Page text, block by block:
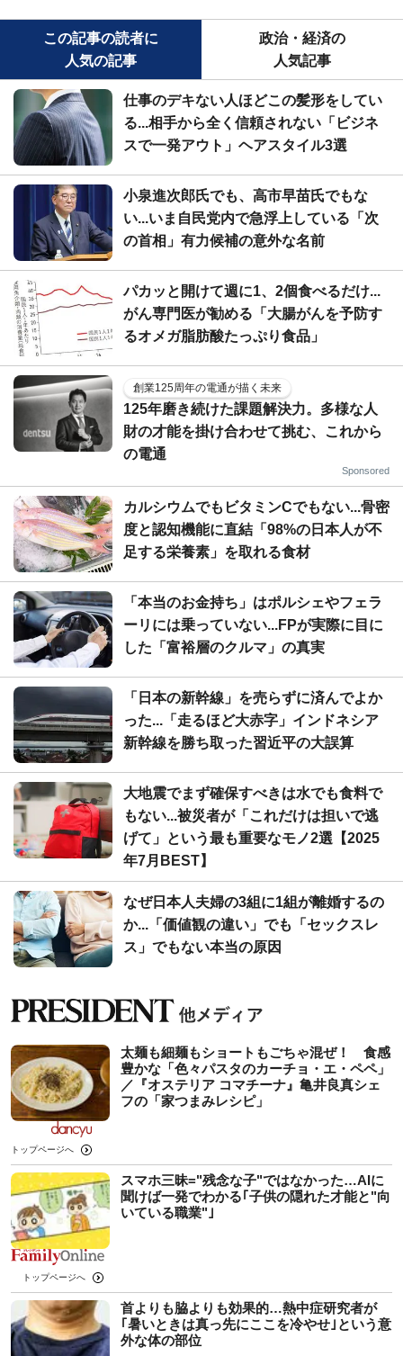
この記事の読者に
人気の記事
政治・経済の
人気記事
仕事のデキない人ほどこの髪形をしてい
る...相手から全く信頼されない「ビジネ
スで一発アウト」ヘアスタイル3選
小泉進次郎氏でも、高市早苗氏でもな
い...いま自民党内で急浮上している「次
の首相」有力候補の意外な名前
パカッと開けて週に1、2個食べるだけ...
がん専門医が勧める「大腸がんを予防す
るオメガ脂肪酸たっぷり食品」
創業125周年の電通が描く未来
125年磨き続けた課題解決力。多様な人
財の才能を掛け合わせて挑む、これから
の電通
Sponsored
カルシウムでもビタミンCでもない...骨密
度と認知機能に直結「98%の日本人が不
足する栄養素」を取れる食材
「本当のお金持ち」はポルシェやフェラ
ーリには乗っていない...FPが実際に目に
した「富裕層のクルマ」の真実
「日本の新幹線」を売らずに済んでよか
った...「走るほど大赤字」インドネシア
新幹線を勝ち取った習近平の大誤算
大地震でまず確保すべきは水でも食料で
もない...被災者が「これだけは担いで逃
げて」という最も重要なモノ2選【2025
年7月BEST】
なぜ日本人夫婦の3組に1組が離婚するの
か...「価値観の違い」でも「セックスレ
ス」でもない本当の原因
太麺も細麺もショートもごちゃ混ぜ！ 食感
豊かな「色々パスタのカーチョ・エ・ペペ」
／『オステリア コマチーナ』亀井良真シェ
フの「家つまみレシピ」
トップページへ
スマホ三昧="残念な子"ではなかった…AIに
聞けば一発でわかる｢子供の隠れた才能と"向
いている職業"｣
トップページへ
首よりも脇よりも効果的…熱中症研究者が
｢暑いときは真っ先にここを冷やせ｣という意
外な体の部位